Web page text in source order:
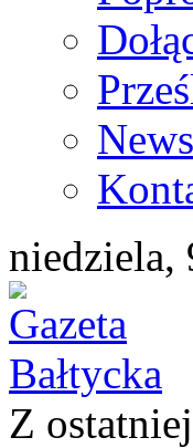
niedziela,
Z